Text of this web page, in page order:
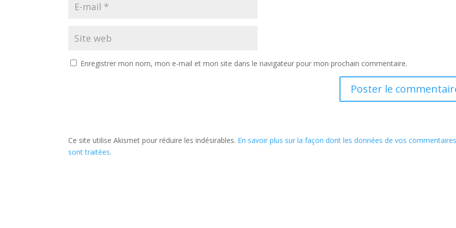
Enregistrer mon nom, mon e-mail et mon site dans le navigateur pour mon prochain commentaire.
Ce site utilise Akismet pour réduire les indésirables. En savoir plus sur la façon dont les données de vos
sont traitées.